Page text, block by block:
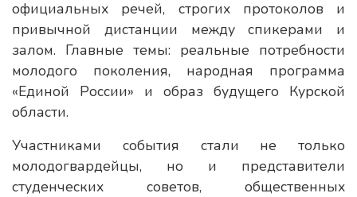
официальных речей, строгих протоколов и
привычной дистанции между спикерами и
залом. Главные темы: реальные потребности
молодого поколения, народная программа
«Единой России» и образ будущего Курской
области.
Участниками события стали не только
молодогвардейцы, но и представители
студенческих советов, общественных